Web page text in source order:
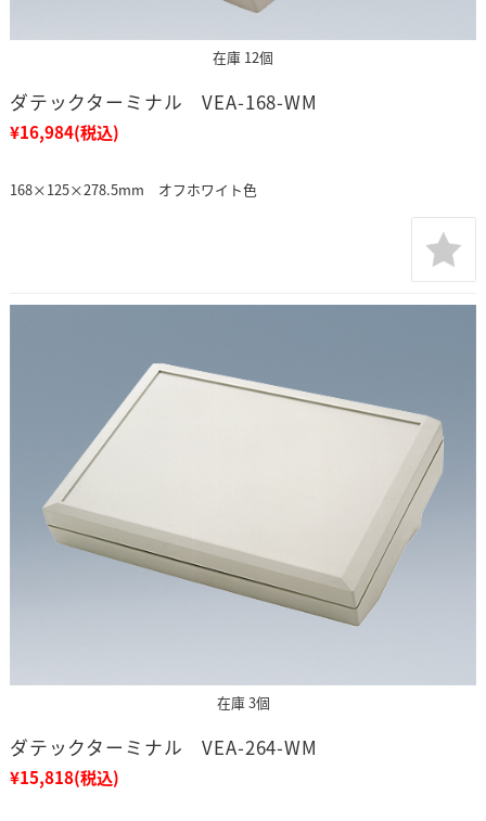
在庫 12個
ダテックターミナル VEA-168-WM
¥16,984(税込)
168×125×278.5mm オフホワイト色
在庫 3個
ダテックターミナル VEA-264-WM
¥15,818(税込)